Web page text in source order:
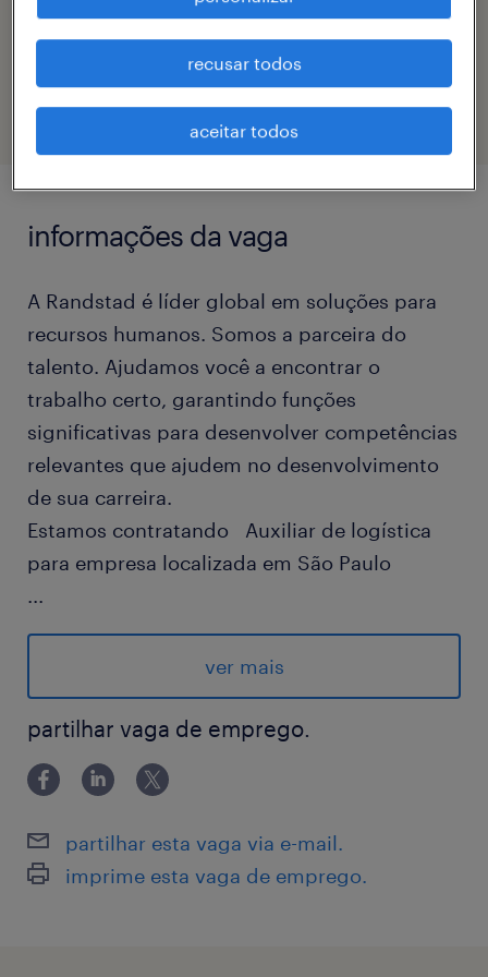
código da vaga
eTalent_JP-180784
informações da vaga
A Randstad é líder global em soluções para
recursos humanos. Somos a parceira do
talento. Ajudamos você a encontrar o
trabalho certo, garantindo funções
significativas para desenvolver competências
relevantes que ajudem no desenvolvimento
de sua carreira.
Estamos contratando Auxiliar de logística
para empresa localizada em São Paulo
...
Vaga: Auxiliar de Logística
Região: Bairro Perdizes, São Paulo//SP
Como será sua rotina:
Recebimento e separação de pedidos;
Armazenamento e conferência de materiais;
Expedição de produtos;
Recebimento e organização de materiais;
Atualização de informações no sistema SAP;
ver mais
partilhar vaga de emprego.
partilhar esta vaga via e-mail.
imprime esta vaga de emprego.
recusar todos
aceitar todos